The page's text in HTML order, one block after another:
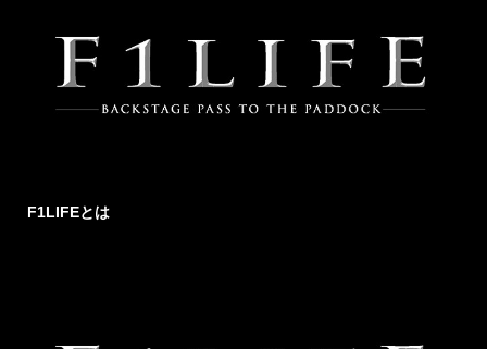
F1LIFEとは